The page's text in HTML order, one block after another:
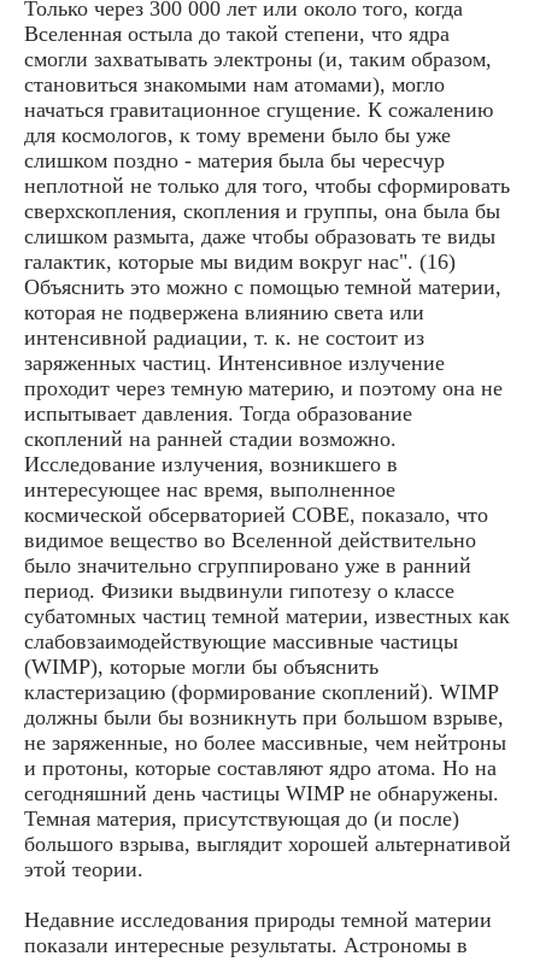
Только через 300 000 лет или около того, когда
Вселенная остыла до такой степени, что ядра
смогли захватывать электроны (и, таким образом,
становиться знакомыми нам атомами), могло
начаться гравитационное сгущение. К сожалению
для космологов, к тому времени было бы уже
слишком поздно - материя была бы чересчур
неплотной не только для того, чтобы сформировать
сверхскопления, скопления и группы, она была бы
слишком размыта, даже чтобы образовать те виды
галактик, которые мы видим вокруг нас". (16)
Объяснить это можно с помощью темной материи,
которая не подвержена влиянию света или
интенсивной радиации, т. к. не состоит из
заряженных частиц. Интенсивное излучение
проходит через темную материю, и поэтому она не
испытывает давления. Тогда образование
скоплений на ранней стадии возможно.
Исследование излучения, возникшего в
интересующее нас время, выполненное
космической обсерваторией COBE, показало, что
видимое вещество во Вселенной действительно
было значительно сгруппировано уже в ранний
период. Физики выдвинули гипотезу о классе
субатомных частиц темной материи, известных как
слабовзаимодействующие массивные частицы
(WIMP), которые могли бы объяснить
кластеризацию (формирование скоплений). WIMP
должны были бы возникнуть при большом взрыве,
не заряженные, но более массивные, чем нейтроны
и протоны, которые составляют ядро атома. Но на
сегодняшний день частицы WIMP не обнаружены.
Темная материя, присутствующая до (и после)
большого взрыва, выглядит хорошей альтернативой
этой теории.
Недавние исследования природы темной материи
показали интересные результаты. Астрономы в